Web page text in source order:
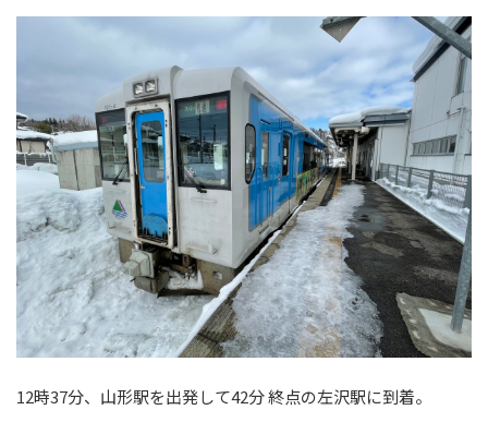
12時37分、山形駅を出発して42分 終点の左沢駅に到着。